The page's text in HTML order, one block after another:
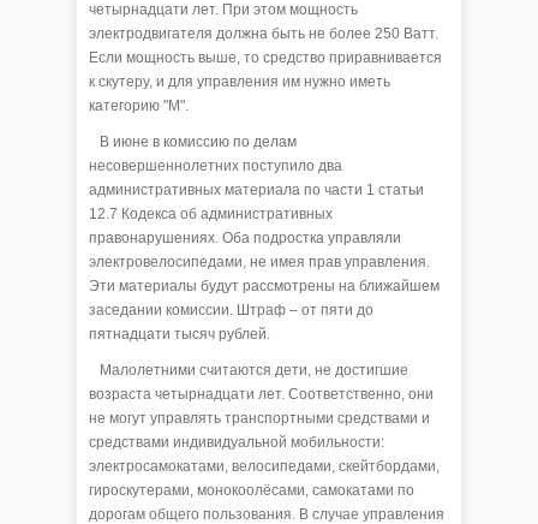
четырнадцати лет. При этом мощность
электродвигателя должна быть не более 250 Ватт.
Если мощность выше, то средство приравнивается
к скутеру, и для управления им нужно иметь
категорию "М".
В июне в комиссию по делам
несовершеннолетних поступило два
административных материала по части 1 статьи
12.7 Кодекса об административных
правонарушениях. Оба подростка управляли
электровелосипедами, не имея прав управления.
Эти материалы будут рассмотрены на ближайшем
заседании комиссии. Штраф – от пяти до
пятнадцати тысяч рублей.
Малолетними считаются дети, не достигшие
возраста четырнадцати лет. Соответственно, они
не могут управлять транспортными средствами и
средствами индивидуальной мобильности:
электросамокатами, велосипедами, скейтбордами,
гироскутерами, монокоолёсами, самокатами по
дорогам общего пользования. В случае управления